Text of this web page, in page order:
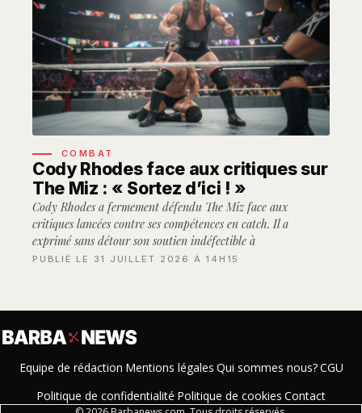
COMBAT
Cody Rhodes face aux critiques sur
The Miz : « Sortez d’ici ! »
Cody Rhodes a fermement défendu The Miz face aux
critiques lancées contre ses compétences en catch. Il a
exprimé sans détour son soutien indéfectible à
PUBLIÉ LE 31 JUILLET 2026 À 14H15
Equipe de rédaction Mentions légales Qui sommes nous?CGU
Politique de confidentialité Politique de cookies Contact